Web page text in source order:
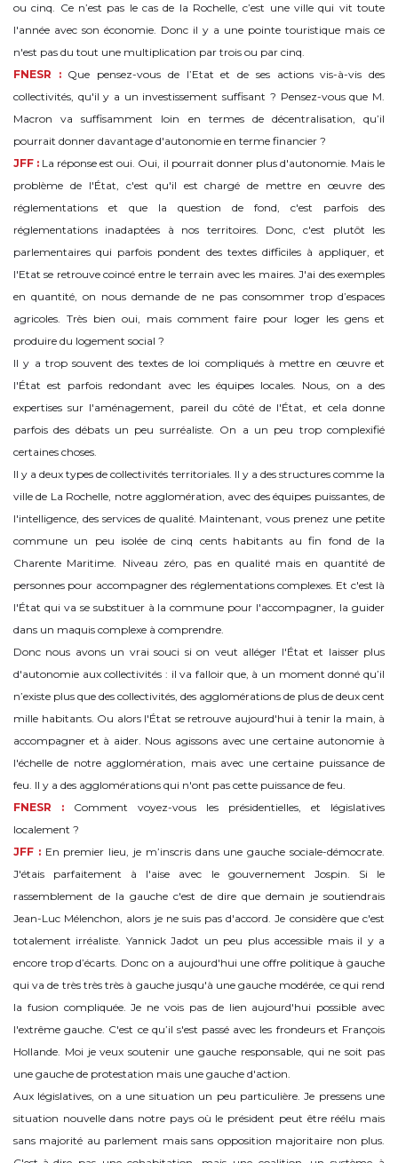
ou cinq. Ce n’est pas le cas de la Rochelle, c’est une ville qui vit toute
l'année avec son économie. Donc il y a une pointe touristique mais ce
n'est pas du tout une multiplication par trois ou par cinq.
FNESR :Que pensez-vous de l’Etat et de ses actions vis-à-vis des
collectivités, qu'il y a un investissement suffisant ? Pensez-vous que M.
Macron va suffisamment loin en termes de décentralisation, qu’il
pourrait donner davantage d'autonomie en terme financier ?
JFF : La réponse est oui. Oui, il pourrait donner plus d'autonomie. Mais le
problème de l'État, c'est qu'il est chargé de mettre en œuvre des
réglementations et que la question de fond, c'est parfois des
réglementations inadaptées à nos territoires. Donc, c'est plutôt les
parlementaires qui parfois pondent des textes difficiles à appliquer, et
l'Etat se retrouve coincé entre le terrain avec les maires. J'ai des exemples
en quantité, on nous demande de ne pas consommer trop d’espaces
agricoles. Très bien oui, mais comment faire pour loger les gens et
produire du logement social ?
Il y a trop souvent des textes de loi compliqués à mettre en œuvre et
l'État est parfois redondant avec les équipes locales. Nous, on a des
expertises sur l'aménagement, pareil du côté de l'État, et cela donne
parfois des débats un peu surréaliste. On a un peu trop complexifié
certaines choses.
Il y a deux types de collectivités territoriales. Il y a des structures comme la
ville de La Rochelle, notre agglomération, avec des équipes puissantes, de
l'intelligence, des services de qualité. Maintenant, vous prenez une petite
commune un peu isolée de cinq cents habitants au fin fond de la
Charente Maritime. Niveau zéro, pas en qualité mais en quantité de
personnes pour accompagner des réglementations complexes. Et c'est là
l'État qui va se substituer à la commune pour l'accompagner, la guider
dans un maquis complexe à comprendre.
Donc nous avons un vrai souci si on veut alléger l'État et laisser plus
d'autonomie aux collectivités : il va falloir que, à un moment donné qu’il
n’existe plus que des collectivités, des agglomérations de plus de deux cent
mille habitants. Ou alors l'État se retrouve aujourd'hui à tenir la main, à
accompagner et à aider. Nous agissons avec une certaine autonomie à
l'échelle de notre agglomération, mais avec une certaine puissance de
feu. Il y a des agglomérations qui n'ont pas cette puissance de feu.
FNESR : Comment voyez-vous les présidentielles, et législatives
localement ?
JFF :En premier lieu, je m’inscris dans une gauche sociale-démocrate.
J'étais parfaitement à l'aise avec le gouvernement Jospin. Si le
rassemblement de la gauche c'est de dire que demain je soutiendrais
Jean-Luc Mélenchon, alors je ne suis pas d'accord. Je considère que c'est
totalement irréaliste. Yannick Jadot un peu plus accessible mais il y a
encore trop d’écarts. Donc on a aujourd'hui une offre politique à gauche
qui va de très très très à gauche jusqu'à une gauche modérée, ce qui rend
la fusion compliquée. Je ne vois pas de lien aujourd'hui possible avec
l'extrême gauche. C'est ce qu’il s'est passé avec les frondeurs et François
Hollande. Moi je veux soutenir une gauche responsable, qui ne soit pas
une gauche de protestation mais une gauche d'action.
Aux législatives, on a une situation un peu particulière. Je pressens une
situation nouvelle dans notre pays où le président peut être réélu mais
sans majorité au parlement mais sans opposition majoritaire non plus.